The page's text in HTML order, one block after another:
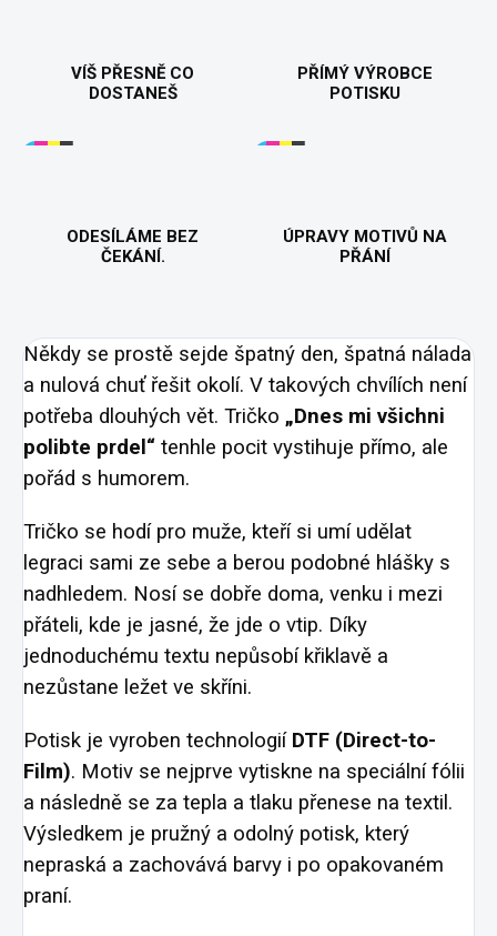
VÍŠ PŘESNĚ CO
DOSTANEŠ
PŘÍMÝ VÝROBCE
POTISKU
ODESÍLÁME BEZ
ČEKÁNÍ.
ÚPRAVY MOTIVŮ NA
PŘÁNÍ
Někdy se prostě sejde špatný den, špatná nálada
a nulová chuť řešit okolí. V takových chvílích není
potřeba dlouhých vět. Tričko „Dnes mi všichni
polibte prdel“ tenhle pocit vystihuje přímo, ale
pořád s humorem.
Tričko se hodí pro muže, kteří si umí udělat
legraci sami ze sebe a berou podobné hlášky s
nadhledem. Nosí se dobře doma, venku i mezi
přáteli, kde je jasné, že jde o vtip. Díky
jednoduchému textu nepůsobí křiklavě a
nezůstane ležet ve skříni.
Potisk je vyroben technologií DTF (Direct-to-
Film). Motiv se nejprve vytiskne na speciální fólii
a následně se za tepla a tlaku přenese na textil.
Výsledkem je pružný a odolný potisk, který
nepraská a zachovává barvy i po opakovaném
praní.